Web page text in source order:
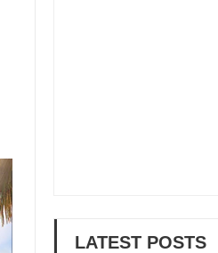
LATEST POSTS